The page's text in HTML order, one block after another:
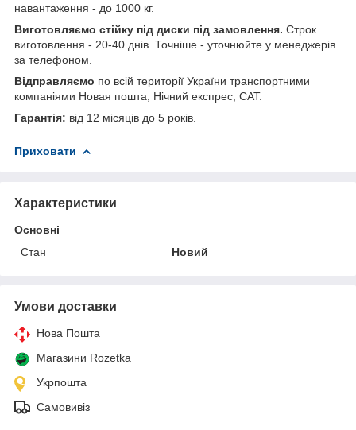
навантаження - до 1000 кг.
Виготовляємо стійку під диски під замовлення. Строк
виготовлення - 20-40 днів. Точніше - уточнюйте у менеджерів
за телефоном.
Відправляємо по всій території України транспортними
компаніями Новая пошта, Нічний експрес, САТ.
Гарантія: від 12 місяців до 5 років.
Приховати
Характеристики
Основні
Стан
Новий
Умови доставки
Нова Пошта
Магазини Rozetka
Укрпошта
Самовивіз